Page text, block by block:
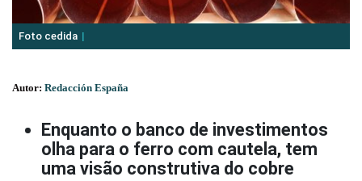
Foto cedida
Autor: Redacción España
Enquanto o banco de investimentos
olha para o ferro com cautela, tem
uma visão construtiva do cobre